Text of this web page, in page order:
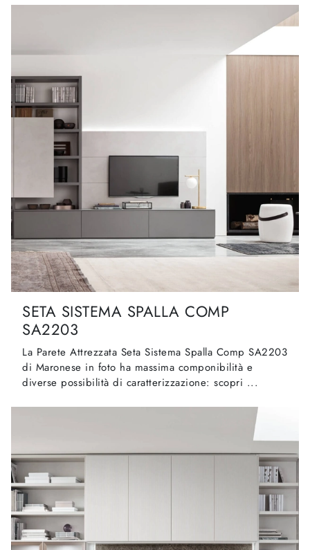
SETA SISTEMA SPALLA COMP
SA2203
La Parete Attrezzata Seta Sistema Spalla Comp SA2203
di Maronese in foto ha massima componibilità e
diverse possibilità di caratterizzazione: scopri ...